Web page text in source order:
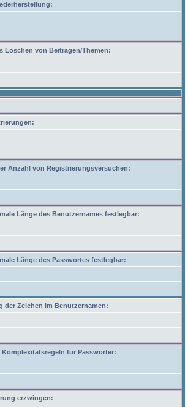
Löschen von Beiträgen/Themen:
Anzahl von Registrierungsversuchen:
Länge des Benutzernames festlegbar:
Länge des Passwortes festlegbar:
der Zeichen im Benutzernamen:
Komplexitätsregeln für Passwörter:
erzwingen: